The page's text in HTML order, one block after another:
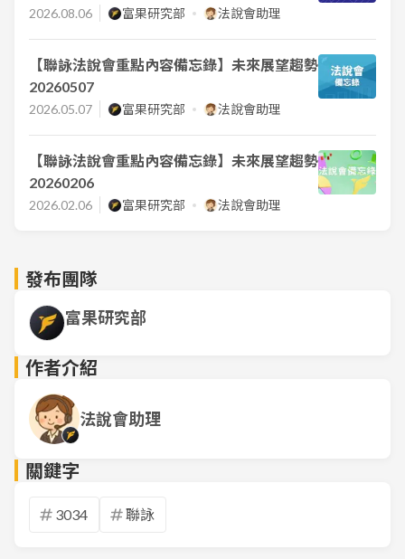
2026.08.06 富果研究部 法說會助理
【聯詠法說會重點內容備忘錄】未來展望趨勢
20260507
2026.05.07 富果研究部 法說會助理
【聯詠法說會重點內容備忘錄】未來展望趨勢
20260206
2026.02.06 富果研究部 法說會助理
發布團隊
富果研究部
作者介紹
法說會助理
關鍵字
3034 聯詠